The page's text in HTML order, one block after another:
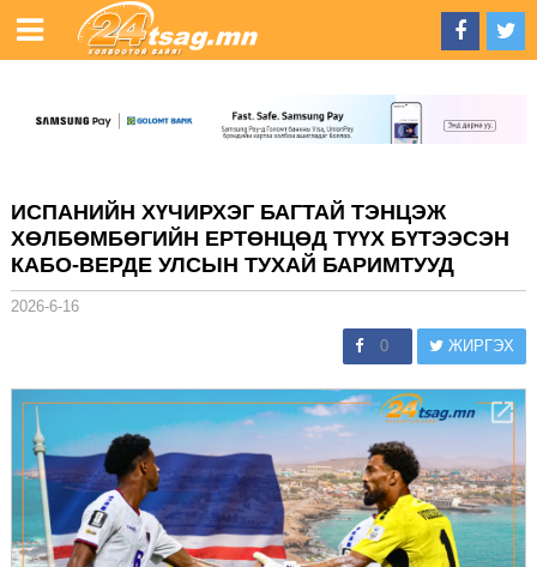
ИСПАНИЙН ХҮЧИРХЭГ БАГТАЙ ТЭНЦЭЖ
ХӨЛБӨМБӨГИЙН ЕРТӨНЦӨД ТҮҮХ БҮТЭЭСЭН
КАБО-ВЕРДЕ УЛСЫН ТУХАЙ БАРИМТУУД
2026-6-16
0 ЖИРГЭХ